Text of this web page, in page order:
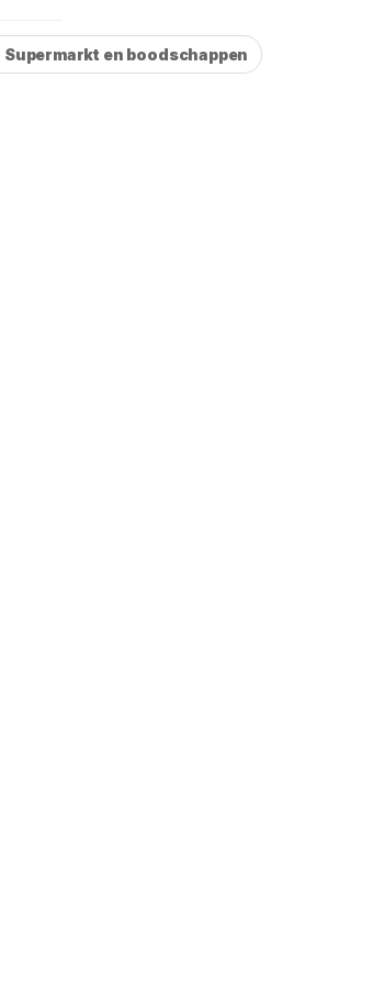
Supermarkt en boodschappen